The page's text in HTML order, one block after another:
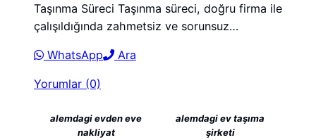
Taşınma Süreci Taşınma süreci, doğru firma ile
çalışıldığında zahmetsiz ve sorunsuz…
WhatsApp Ara
Yorumlar (0)
alemdagi evden eve
nakliyat
alemdagi ev taşıma
şirketi